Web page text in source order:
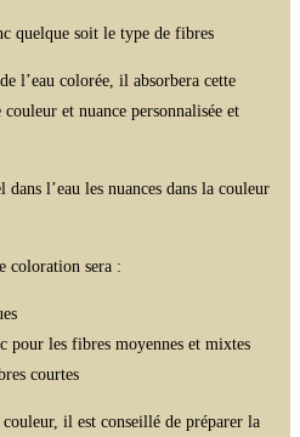
quelque soit le type de fibres
l’eau colorée, il absorbera cette
et nuance personnalisée et
l’eau les nuances dans la couleur
coloration sera :
pour les fibres moyennes et mixtes
courtes
il est conseillé de préparer la